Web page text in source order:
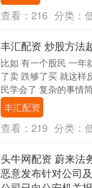
查看： 216 分类：
丰汇配资 炒股方法
比如 有一个股民 一年
了卖 跌够了买 就这样
民学会了 复杂的事情
复做 ​股民确实需要简
丰汇配资
查看： 219 分类：
头牛网配资 蔚来法
恶意发布针对公司